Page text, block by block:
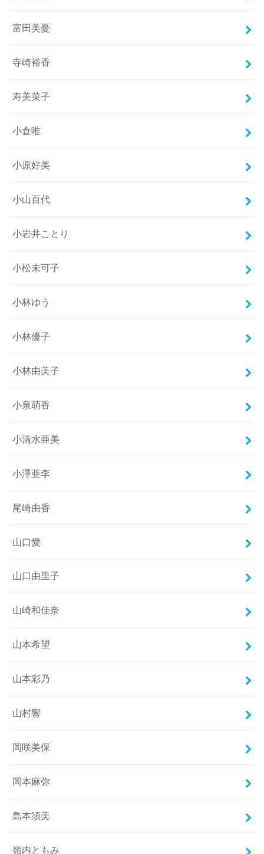
富田美憂
寺崎裕香
寿美菜子
小倉唯
小原好美
小山百代
小岩井ことり
小松未可子
小林ゆう
小林優子
小林由美子
小泉萌香
小清水亜美
小澤亜李
尾崎由香
山口愛
山口由里子
山崎和佳奈
山本希望
山本彩乃
山村響
岡咲美保
岡本麻弥
島本須美
嶺内ともみ